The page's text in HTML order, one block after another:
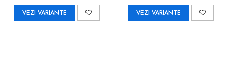
VEZI VARIANTE VEZI VARIANTE